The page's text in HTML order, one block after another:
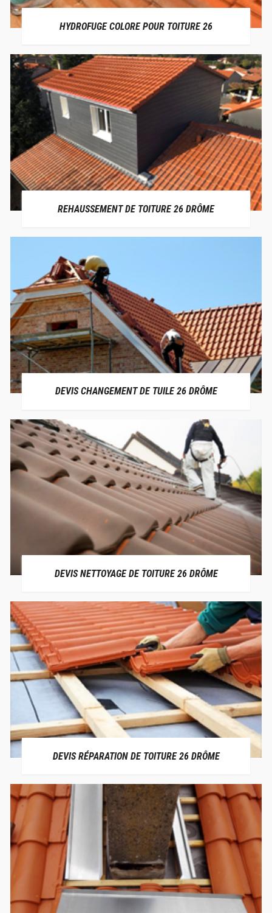
HYDROFUGE COLORE POUR TOITURE 26
REHAUSSEMENT DE TOITURE 26 DRÔME
DEVIS CHANGEMENT DE TUILE 26 DRÔME
DEVIS NETTOYAGE DE TOITURE 26 DRÔME
DEVIS RÉPARATION DE TOITURE 26 DRÔME